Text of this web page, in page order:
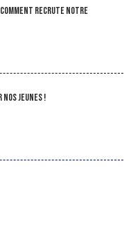
comment recrute notre
nos jeunes !